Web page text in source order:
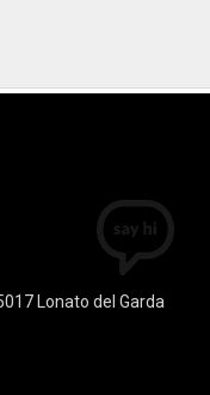
Lonato del Garda